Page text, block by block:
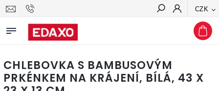
CZK
Hledat
CHLEBOVKA S BAMBUSOVÝM
PRKÉNKEM NA KRÁJENÍ, BÍLÁ, 43 X